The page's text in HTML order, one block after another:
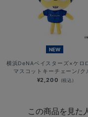
NEW
横浜DeNAベイスターズ×ケロ
マスコットキーチェーン/ク
¥2,200 (税込)
この商品を見た